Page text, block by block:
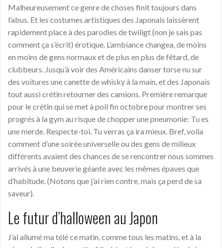
Malheureusement ce genre de choses finit toujours dans
l’abus. Et les costumes artistiques des Japonais laissèrent
rapidement placeà des parodies de twiligt(non je sais pas
comment ça s’écrit) érotique. L’ambiance changea, de moins
en moins de gens normaux et de plus en plus de fêtard, de
clubbeurs. Jusqu’à voir des Américains danser torse nu sur
des voitures une canette de whiskyà la main, et des Japonais
tout aussi crétin retourner des camions . Première remarque
pour le crétin qui se metà poil fin octobre pour montrer ses
progrés à la gym au risquede chopper une pneumonie: Tu es
une merde. Respecte-toi. Tu verras ça ira mieux. Bref, voila
comment d’une soirée universelle ou des gens de milieux
différents avaient des chances de se rencontrer nous sommes
arrivés à une beuverie géante avec les mêmes épaves que
d’habitude. (Notons que j’ai rien contre, mais ça perd de sa
saveur).
Le futur d’halloween au Japon
J’ai allumé ma télé ce matin, comme tous les matins, età la